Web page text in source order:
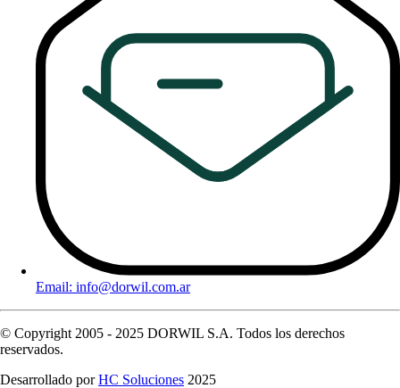
Email: info@dorwil.com.ar
© Copyright 2005 - 2025 DORWIL S.A. Todos los derechos
reservados.
Desarrollado porHC Soluciones 2025